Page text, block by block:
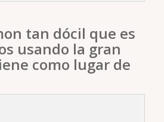
tan dócil que es
usando la gran
como lugar de